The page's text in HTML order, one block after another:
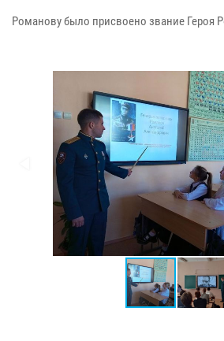
Романову было присвоено звание Героя